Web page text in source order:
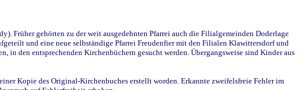
Früher gehörten zu der weit ausgedehnten Pfarrei auch die Filialgemeinden Doderlage
und eine neue selbständige Pfarrei Freudenfier mit den Filialen Klawittersdorf und
den entsprechenden Kirchenbüchern gesucht werden. Übergangsweise sind Kinder aus
Kopie des Original-Kirchenbuches erstellt worden. Erkannte zweifelsfreie Fehler im